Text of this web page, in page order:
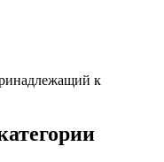
к